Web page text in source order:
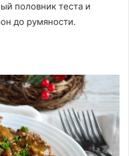
половник теста и
до румяности.